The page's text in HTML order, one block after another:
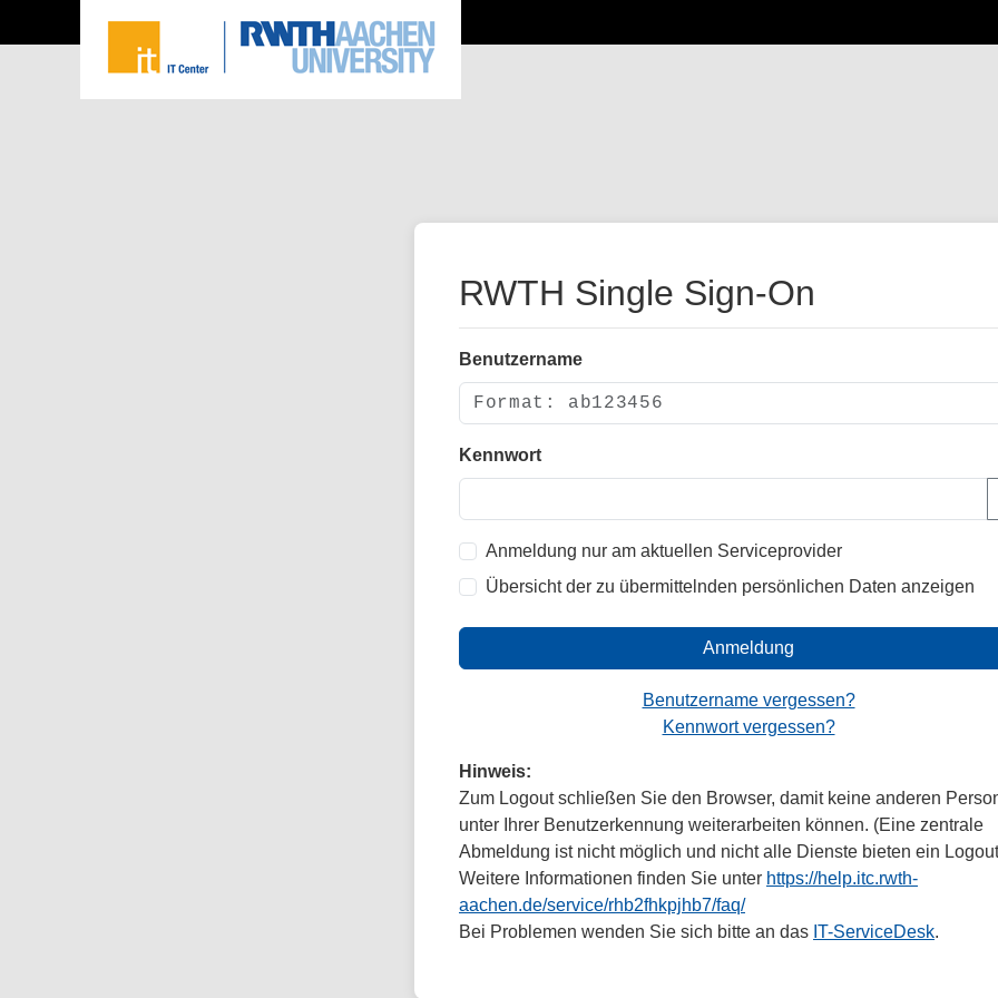
RWTH Single Sign-On
Benutzername
Kennwort
Anmeldung nur am aktuellen Serviceprovider
Übersicht der zu übermittelnden persönlichen Daten anzeigen
Anmeldung
Benutzername vergessen?
Kennwort vergessen?
Hinweis:
Zum Logout schließen Sie den Browser, damit keine anderen
unter Ihrer Benutzerkennung weiterarbeiten können. (Eine zentrale
Abmeldung ist nicht möglich und nicht alle Dienste bieten ein
Weitere Informationen finden Sie unter https://help.itc.rwth-
aachen.de/service/rhb2fhkpjhb7/faq/
Bei Problemen wenden Sie sich bitte an das IT-ServiceDesk.